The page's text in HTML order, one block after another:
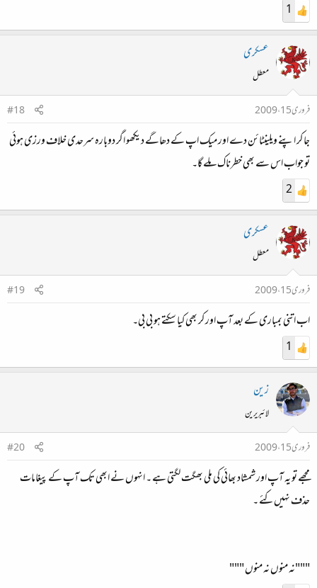
1
عسکری
معطل
فروری 15، 2009
#18
جا کر اپنے ویلینٹائن دے اور میک اپ کے دھاگے دیکھو اگر دوبارہ سرحدی خلاف ورزی ہوئی
تو جواب اس سے بھی خطرناک ملے گا۔
2
عسکری
معطل
فروری 15، 2009
#19
اب اتنی بمباری کے بعد آپ اور کر بھی کیا سکتے ہو بی بی۔
1
زین
لائبریرین
فروری 15، 2009
#20
مجھے تو یہ آپ اور شمشاد بھائی کی ملی بھگت لگتی ہے ۔ انہوں نے ابھی تک آپ کے پیغامات
حذف نہیں‌کئے ۔
"""نہ منوں نہ منوں """